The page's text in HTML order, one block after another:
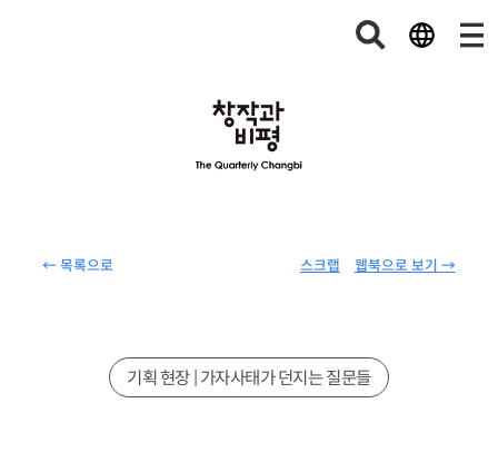
← 목록으로 웹북으로 보기 →
스크랩
기획 현장 | 가자사태가 던지는 질문들